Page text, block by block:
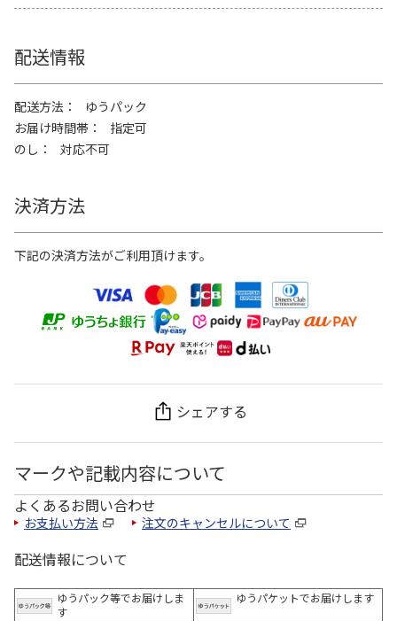
配送情報
配送方法
ゆうパック
お届け時間帯
指定可
のし
対応不可
決済方法
下記の決済方法がご利用頂けます。
シェアする
マークや記載内容について
よくあるお問い合わせ
お支払い方法 注文のキャンセルについて
配送情報について
ゆうパック等でお届けしま
す
ゆうパケットでお届けします